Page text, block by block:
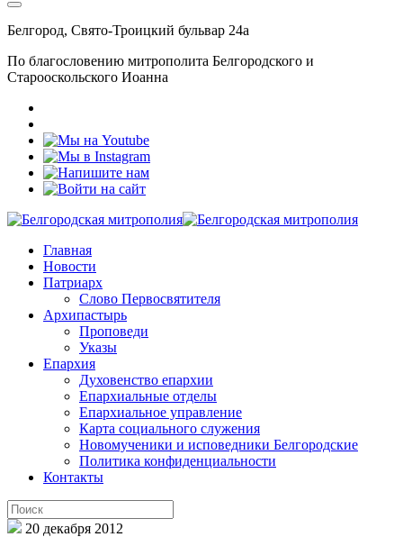
Белгород, Свято-Троицкий бульвар 24а
По благословению митрополита Белгородского и
Старооскольского Иоанна
Главная
Новости
Патриарх
Слово Первосвятителя
Архипастырь
Проповеди
Указы
Епархия
Духовенство епархии
Епархиальные отделы
Епархиальное управление
Карта социального служения
Новомученики и исповедники Белгородские
Политика конфиденциальности
Контакты
20 декабря 2012